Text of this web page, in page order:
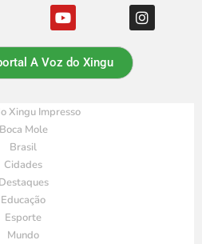
A Voz do Xingu
Xingu Impresso
Boca Mole
Brasil
Cidades
Destaques
Educação
Esporte
Mundo